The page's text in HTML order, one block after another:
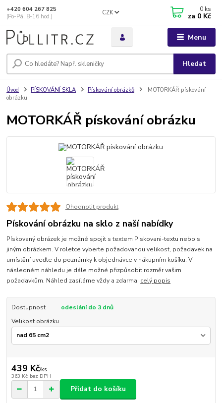
Menu
CZK
Hledat
+420 604 267 825
(Po-Pá, 8-16 hod.)
0 ks
za 0 Kč
Úvod PÍSKOVÁNÍ SKLA Pískování obrázků
MOTORKÁŘ pískování
obrázku
MOTORKÁŘ pískování obrázku
Ohodnotit produkt
Pískování obrázku na sklo z naší nabídky
Pískovaný obrázek je možné spojit s textem Piskovani-textu nebo s
jiným obrázkem. V roletce vyberte požadovanou velikost, požadavek na
umístění uveďte do poznámky k objednávce v nákupním košíku. V
následném náhledu je dále možné přizpůsobit rozměr vašim
požadavkům. Náhled zasíláme vždy a zdarma. celý popis
Dostupnost
odeslání do 3 dnů
Velikost obrázku
439 Kč/ks
363 Kč bez DPH
Přidat do košíku